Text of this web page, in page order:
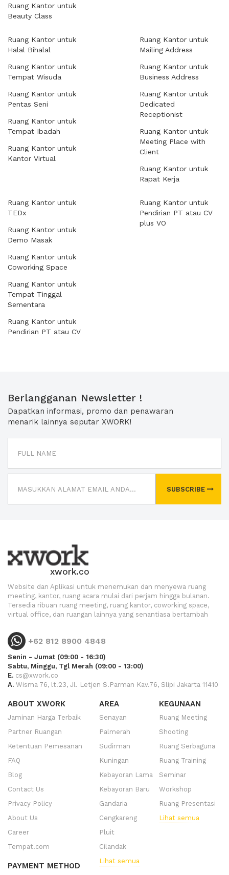
Ruang Kantor untuk
Beauty Class
Ruang Kantor untuk
Halal Bihalal
Ruang Kantor untuk
Tempat Wisuda
Ruang Kantor untuk
Pentas Seni
Ruang Kantor untuk
Tempat Ibadah
Ruang Kantor untuk
Kantor Virtual
Ruang Kantor untuk
Mailing Address
Ruang Kantor untuk
Business Address
Ruang Kantor untuk
Dedicated
Receptionist
Ruang Kantor untuk
Meeting Place with
Client
Ruang Kantor untuk
Rapat Kerja
Ruang Kantor untuk
TEDx
Ruang Kantor untuk
Demo Masak
Ruang Kantor untuk
Coworking Space
Ruang Kantor untuk
Tempat Tinggal
Sementara
Ruang Kantor untuk
Pendirian PT atau CV
Ruang Kantor untuk
Pendirian PT atau CV
plus VO
Berlangganan Newsletter !
Dapatkan informasi, promo dan penawaran
menarik lainnya seputar XWORK!
SUBSCRIBE
xwork.co
Website dan Aplikasi untuk menemukan dan menyewa ruang
meeting, kantor, ruang acara mulai dari perjam hingga bulanan.
Tersedia ribuan ruang meeting, ruang kantor, coworking space,
virtual office, dan ruangan lainnya yang senantiasa bertambah
+62 812 8900 4848
Senin - Jumat (09:00 - 16:30)
Sabtu, Minggu, Tgl Merah (09:00 - 13:00)
E. cs@xwork.co
A. Wisma 76, lt.23, Jl. Letjen S.Parman Kav.76, Slipi Jakarta 11410
ABOUT XWORK
Jaminan Harga Terbaik
Partner Ruangan
Ketentuan Pemesanan
FAQ
Blog
Contact Us
Privacy Policy
About Us
Career
Tempat.com
PAYMENT METHOD
AREA
Senayan
Palmerah
Sudirman
Kuningan
Kebayoran Lama
Kebayoran Baru
Gandaria
Cengkareng
Pluit
Cilandak
Lihat semua
KEGUNAAN
Ruang Meeting
Shooting
Ruang Serbaguna
Ruang Training
Seminar
Workshop
Ruang Presentasi
Lihat semua